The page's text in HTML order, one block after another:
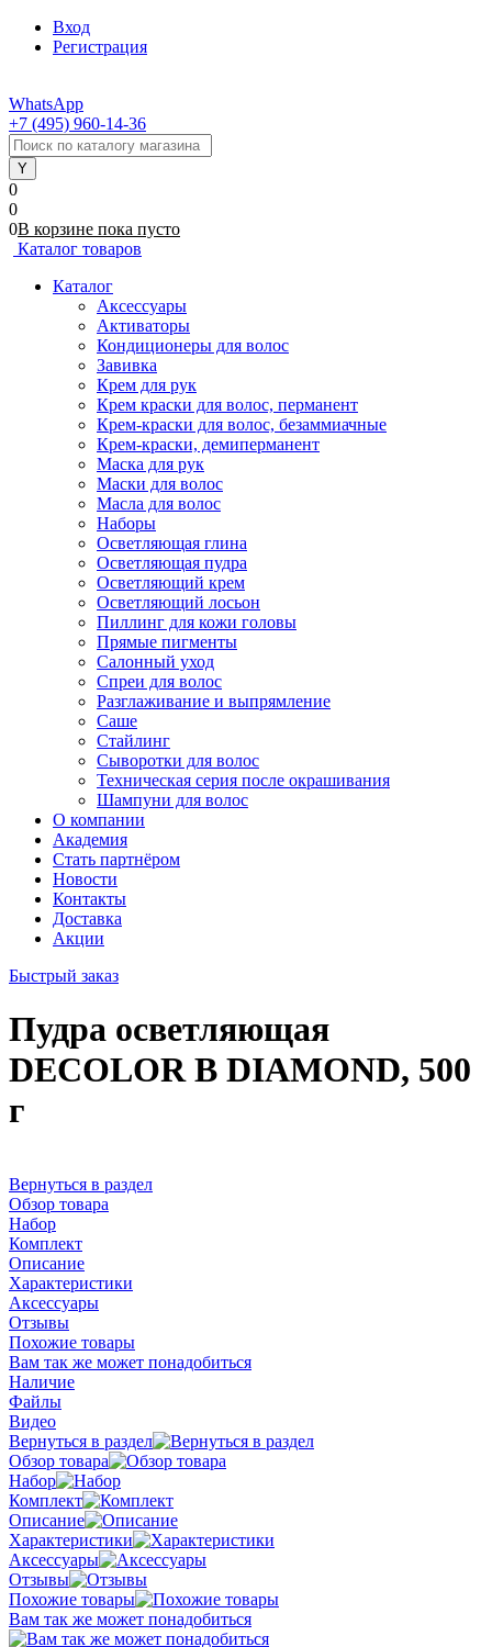
Вход
Регистрация
WhatsApp
+7 (495) 960-14-36
0
0
0В корзине пока пусто
Каталог товаров
Каталог
Аксессуары
Активаторы
Кондиционеры для волос
Завивка
Крем для рук
Крем краски для волос, перманент
Крем-краски для волос, безаммиачные
Крем-краски, демиперманент
Маска для рук
Маски для волос
Масла для волос
Наборы
Осветляющая глина
Осветляющая пудра
Осветляющий крем
Осветляющий лосьон
Пиллинг для кожи головы
Прямые пигменты
Салонный уход
Спреи для волос
Разглаживание и выпрямление
Саше
Стайлинг
Сыворотки для волос
Техническая серия после окрашивания
Шампуни для волос
О компании
Академия
Стать партнёром
Новости
Контакты
Доставка
Акции
Быстрый заказ
Пудра осветляющая
DECOLOR B DIAMOND, 500
г
Вернуться в раздел
Обзор товара
Набор
Комплект
Описание
Характеристики
Аксессуары
Отзывы
Похожие товары
Вам так же может понадобиться
Наличие
Файлы
Видео
Вернуться в раздел
Обзор товара
Набор
Комплект
Описание
Характеристики
Аксессуары
Отзывы
Похожие товары
Вам так же может понадобиться